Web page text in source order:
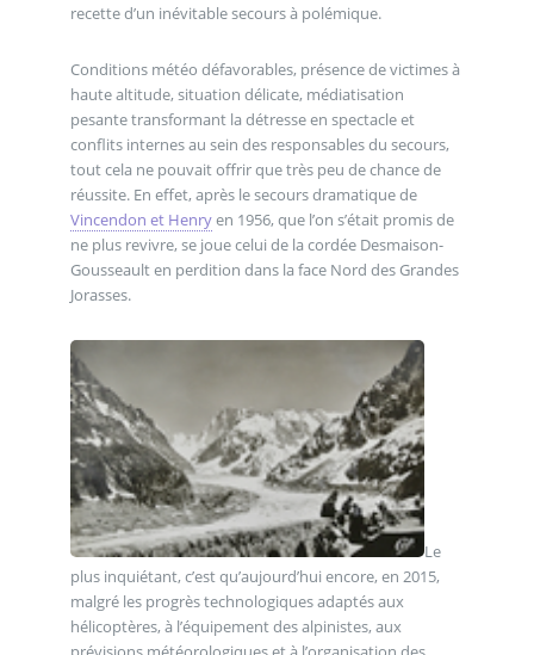
recette d’un inévitable secours à polémique.
Conditions météo défavorables, présence de victimes à
haute altitude, situation délicate, médiatisation
pesante transformant la détresse en spectacle et
conflits internes au sein des responsables du secours,
tout cela ne pouvait offrir que très peu de chance de
réussite. En effet, après le secours dramatique de
Vincendon et Henryen 1956, que l’on s’était promis de
ne plus revivre, se joue celui de la cordée Desmaison-
Gousseault en perdition dans la face Nord des Grandes
Jorasses.
Le
plus inquiétant, c’est qu’aujourd’hui encore, en 2015,
malgré les progrès technologiques adaptés aux
hélicoptères, à l’équipement des alpinistes, aux